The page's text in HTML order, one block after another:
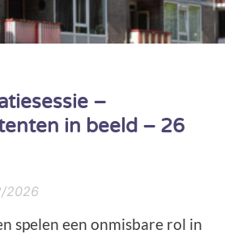
–
in beeld – 26
2026
spelen een onmisbare rol in